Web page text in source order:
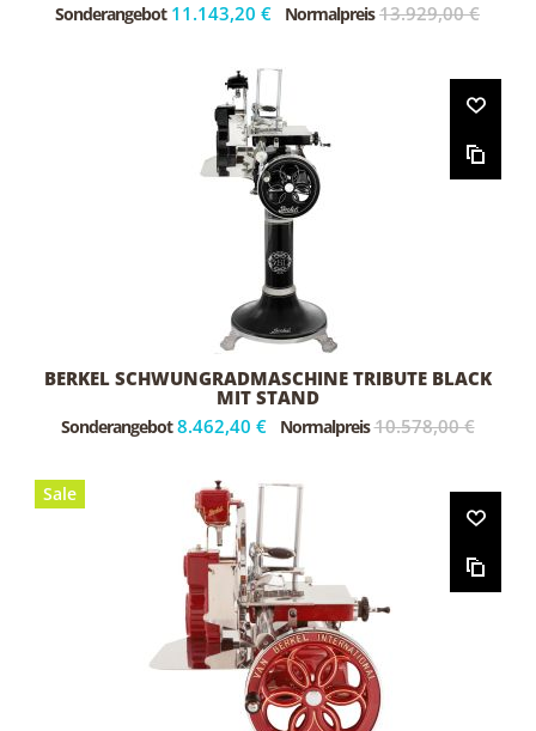
Sonderangebot 11.143,20 € Normalpreis 13.929,00 €
BERKEL SCHWUNGRADMASCHINE TRIBUTE BLACK
MIT STAND
Sonderangebot 8.462,40 € Normalpreis 10.578,00 €
Sale